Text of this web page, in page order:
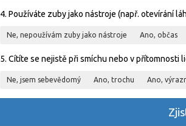
4. Používáte zuby jako nástroje (např. otevírání
Ne, nepoužívám zuby jako nástroje Ano, občas
5. Cítíte se nejistě při smíchu nebo v přítomnosti
Ne, jsem sebevědomý Ano, trochu Ano,